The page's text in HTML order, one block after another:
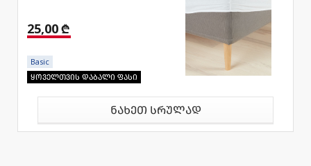
25,00 ₾
Basic
ყოველთვის დაბალი ფასი
ნახეთ სრულად